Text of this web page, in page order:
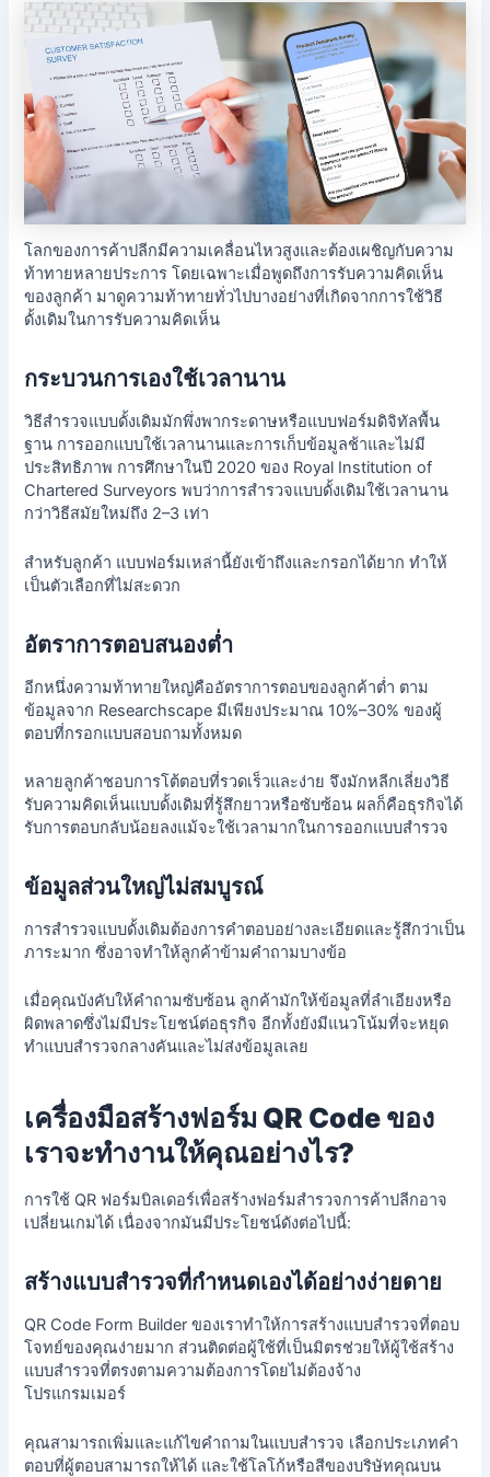
โลกของการค้าปลีกมีความเคลื่อนไหวสูงและต้องเผชิญกับความ
ท้าทายหลายประการ โดยเฉพาะเมื่อพูดถึงการรับความคิดเห็น
ของลูกค้า มาดูความท้าทายทั่วไปบางอย่างที่เกิดจากการใช้วิธี
ดั้งเดิมในการรับความคิดเห็น
กระบวนการเองใช้เวลานาน
วิธีสำรวจแบบดั้งเดิมมักพึ่งพากระดาษหรือแบบฟอร์มดิจิทัลพื้น
ฐาน การออกแบบใช้เวลานานและการเก็บข้อมูลช้าและไม่มี
ประสิทธิภาพ การศึกษาในปี 2020 ของ Royal Institution of
Chartered Surveyors พบว่าการสำรวจแบบดั้งเดิมใช้เวลานาน
กว่าวิธีสมัยใหม่ถึง 2–3 เท่า
สำหรับลูกค้า แบบฟอร์มเหล่านี้ยังเข้าถึงและกรอกได้ยาก ทำให้
เป็นตัวเลือกที่ไม่สะดวก
อัตราการตอบสนองต่ำ
อีกหนึ่งความท้าทายใหญ่คืออัตราการตอบของลูกค้าต่ำ ตาม
ข้อมูลจาก Researchscape มีเพียงประมาณ 10%–30% ของผู้
ตอบที่กรอกแบบสอบถามทั้งหมด
หลายลูกค้าชอบการโต้ตอบที่รวดเร็วและง่าย จึงมักหลีกเลี่ยงวิธี
รับความคิดเห็นแบบดั้งเดิมที่รู้สึกยาวหรือซับซ้อน ผลก็คือธุรกิจได้
รับการตอบกลับน้อยลงแม้จะใช้เวลามากในการออกแบบสำรวจ
ข้อมูลส่วนใหญ่ไม่สมบูรณ์
การสำรวจแบบดั้งเดิมต้องการคำตอบอย่างละเอียดและรู้สึกว่าเป็น
ภาระมาก ซึ่งอาจทำให้ลูกค้าข้ามคำถามบางข้อ
เมื่อคุณบังคับให้คำถามซับซ้อน ลูกค้ามักให้ข้อมูลที่ลำเอียงหรือ
ผิดพลาดซึ่งไม่มีประโยชน์ต่อธุรกิจ อีกทั้งยังมีแนวโน้มที่จะหยุด
ทำแบบสำรวจกลางคันและไม่ส่งข้อมูลเลย
เครื่องมือสร้างฟอร์ม QR Code ของ
เราจะทำงานให้คุณอย่างไร?
การใช้ QR ฟอร์มบิลเดอร์เพื่อสร้างฟอร์มสำรวจการค้าปลีกอาจ
เปลี่ยนเกมได้ เนื่องจากมันมีประโยชน์ดังต่อไปนี้:
สร้างแบบสำรวจที่กำหนดเองได้อย่างง่ายดาย
QR Code Form Builder ของเราทำให้การสร้างแบบสำรวจที่ตอบ
โจทย์ของคุณง่ายมาก ส่วนติดต่อผู้ใช้ที่เป็นมิตรช่วยให้ผู้ใช้สร้าง
แบบสำรวจที่ตรงตามความต้องการโดยไม่ต้องจ้าง
โปรแกรมเมอร์
คุณสามารถเพิ่มและแก้ไขคำถามในแบบสำรวจ เลือกประเภทคำ
ตอบที่ผู้ตอบสามารถให้ได้ และใช้โลโก้หรือสีของบริษัทคุณบน